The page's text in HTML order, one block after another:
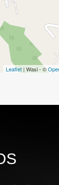
Leaflet | Wasi - ©